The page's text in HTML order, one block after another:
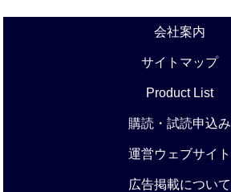
会社案内
サイトマップ
Product List
購読・試読申込み
運営ウェブサイト
広告掲載について